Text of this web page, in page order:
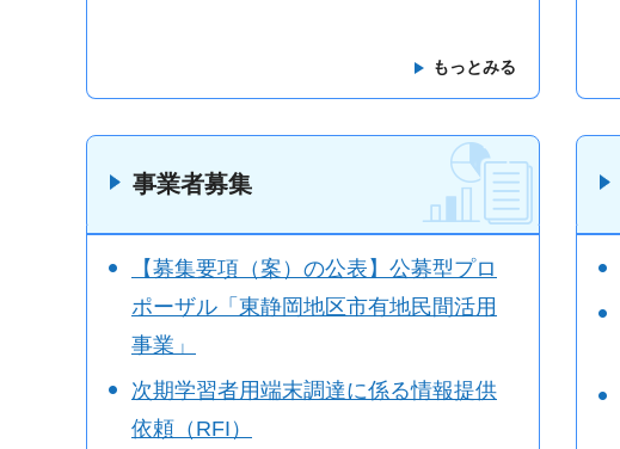
もっとみる
事業者募集
【募集要項（案）の公表】公募型プロ
ポーザル「東静岡地区市有地民間活用
事業」
次期学習者用端末調達に係る情報提供
依頼（RFI）